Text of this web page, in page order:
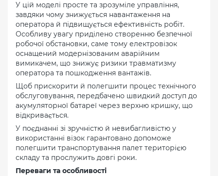
У цій моделі просте та зрозуміле управління,
завдяки чому знижується навантаження на
оператора й підвищується ефективність робіт.
Особливу увагу приділено створенню безпечної
робочої обстановки, саме тому електровізок
оснащений модернізованим аварійним
вимикачем, що знижує ризики травматизму
оператора та пошкодження вантажів.
Щоб прискорити й полегшити процес технічного
обслуговування, передбачено швидкий доступ до
акумуляторної батареї через верхню кришку, що
відкривається.
У поєднанні зі зручністю й невибагливістю у
використанні візок гарантовано допоможе
полегшити транспортування палет територією
складу та прослужить довгі роки.
Переваги та особливості